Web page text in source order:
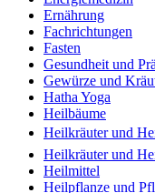
Ernährung
Fachrichtungen
Fasten
Gesundheit und
Gewürze und
Hatha Yoga
Heilbäume
Heilkräuter und
Heilkräuter und
Heilmittel
Heilpflanze und